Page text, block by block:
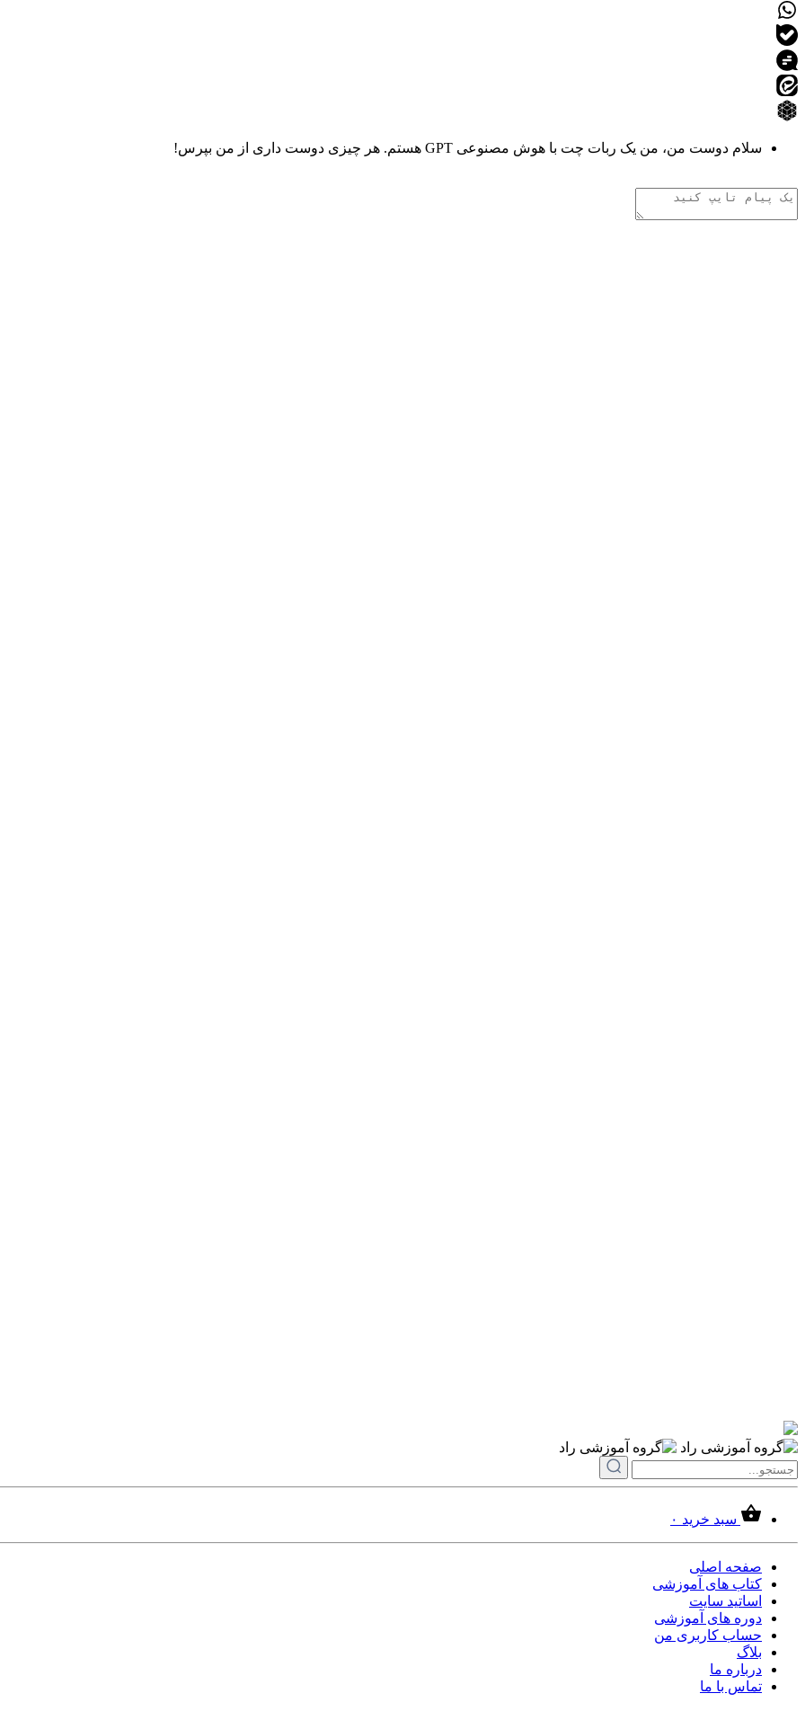
سلام دوست من، من یک ربات چت با هوش مصنوعی GPT هستم. هر چیزی دوست داری از من بپرس!
سبد خرید ۰
صفحه اصلی
کتاب های آموزشی
اساتید سایت
دوره های آموزشی
حساب کاربری من
بلاگ
درباره ما
تماس با ما